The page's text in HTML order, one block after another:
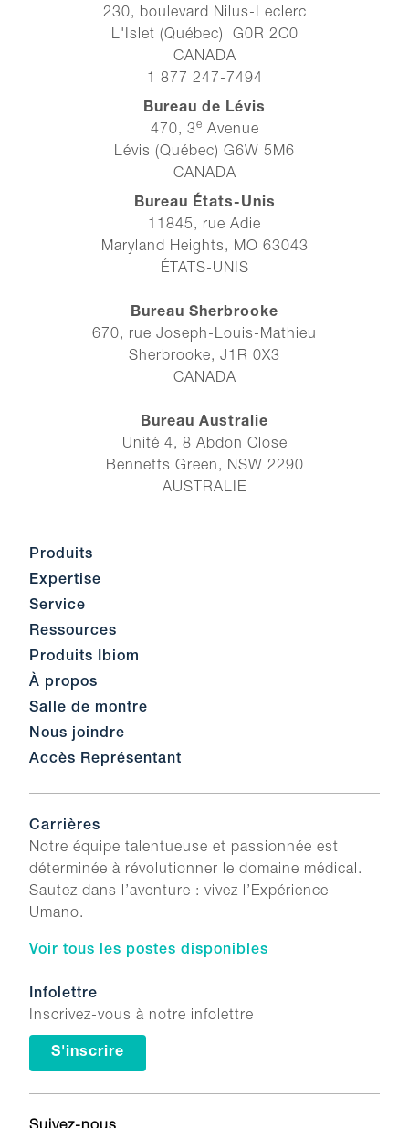
230, boulevard Nilus-Leclerc
L'Islet (Québec) G0R 2C0
CANADA
1 877 247-7494
Bureau de Lévis
470, 3e Avenue
Lévis (Québec) G6W 5M6
CANADA
Bureau États-Unis
11845, rue Adie
Maryland Heights, MO 63043
ÉTATS-UNIS
Bureau Sherbrooke
670, rue Joseph-Louis-Mathieu
Sherbrooke, J1R 0X3
CANADA
Bureau Australie
Unité 4, 8 Abdon Close
Bennetts Green, NSW 2290
AUSTRALIE
Produits
Expertise
Service
Ressources
Produits Ibiom
À propos
Salle de montre
Nous joindre
Accès Représentant
Carrières
Notre équipe talentueuse et passionnée est
déterminée à révolutionner le domaine médical.
Sautez dans l’aventure : vivez l’Expérience
Umano.
Voir tous les postes disponibles
Infolettre
Inscrivez-vous à notre infolettre
S'inscrire